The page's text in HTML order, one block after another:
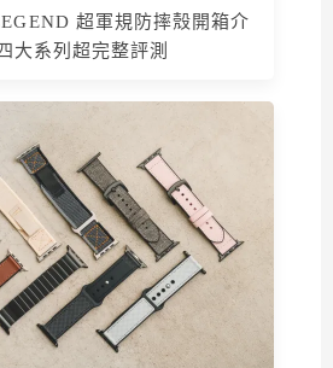
超軍規防摔殼開箱介
大系列超完整評測